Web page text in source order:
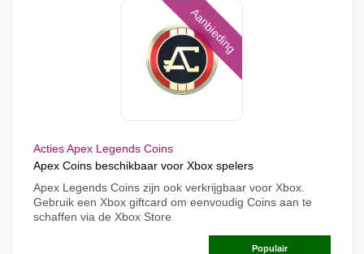
Aanbieding
Acties Apex Legends Coins
Apex Coins beschikbaar voor Xbox spelers
Apex Legends Coins zijn ook verkrijgbaar voor Xbox.
Gebruik een Xbox giftcard om eenvoudig Coins aan te
schaffen via de Xbox Store
Populair